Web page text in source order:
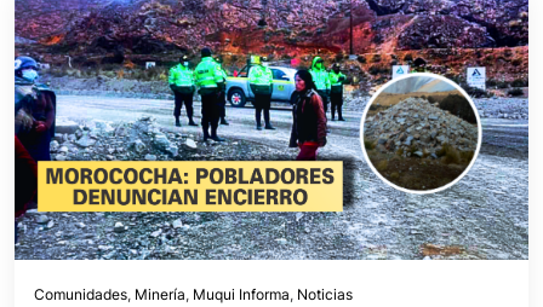
Comunidades, Minería, Muqui Informa, Noticias